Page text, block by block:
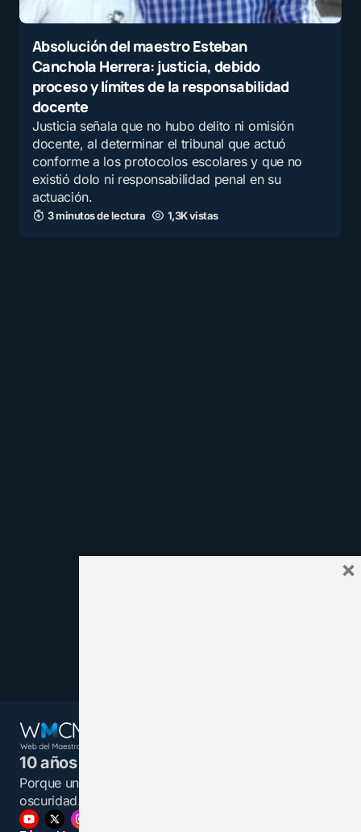
Absolución del maestro Esteban
Canchola Herrera: justicia, debido
proceso y límites de la responsabilidad
docente
Justicia señala que no hubo delito ni omisión
docente, al determinar el tribunal que actuó
conforme a los protocolos escolares y que no
existió dolo ni responsabilidad penal en su
actuación.
3 minutos de lectura 1,3K vistas
10 años juntos y más unidos.
Porque un maestro informado es una luz en la
oscuridad.
×